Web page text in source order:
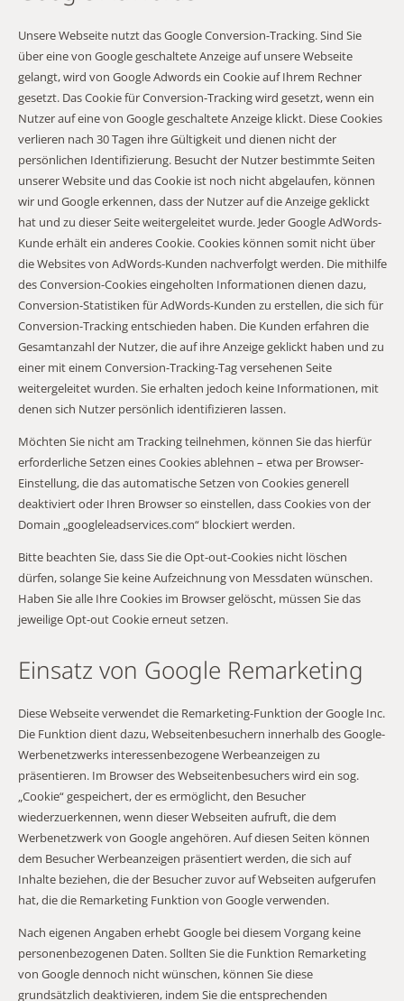
Unsere Webseite nutzt das Google Conversion-Tracking. Sind Sie
über eine von Google geschaltete Anzeige auf unsere Webseite
gelangt, wird von Google Adwords ein Cookie auf Ihrem Rechner
gesetzt. Das Cookie für Conversion-Tracking wird gesetzt, wenn ein
Nutzer auf eine von Google geschaltete Anzeige klickt. Diese Cookies
verlieren nach 30 Tagen ihre Gültigkeit und dienen nicht der
persönlichen Identifizierung. Besucht der Nutzer bestimmte Seiten
unserer Website und das Cookie ist noch nicht abgelaufen, können
wir und Google erkennen, dass der Nutzer auf die Anzeige geklickt
hat und zu dieser Seite weitergeleitet wurde. Jeder Google AdWords-
Kunde erhält ein anderes Cookie. Cookies können somit nicht über
die Websites von AdWords-Kunden nachverfolgt werden. Die mithilfe
des Conversion-Cookies eingeholten Informationen dienen dazu,
Conversion-Statistiken für AdWords-Kunden zu erstellen, die sich für
Conversion-Tracking entschieden haben. Die Kunden erfahren die
Gesamtanzahl der Nutzer, die auf ihre Anzeige geklickt haben und zu
einer mit einem Conversion-Tracking-Tag versehenen Seite
weitergeleitet wurden. Sie erhalten jedoch keine Informationen, mit
denen sich Nutzer persönlich identifizieren lassen.
Möchten Sie nicht am Tracking teilnehmen, können Sie das hierfür
erforderliche Setzen eines Cookies ablehnen – etwa per Browser-
Einstellung, die das automatische Setzen von Cookies generell
deaktiviert oder Ihren Browser so einstellen, dass Cookies von der
Domain „googleleadservices.com“ blockiert werden.
Bitte beachten Sie, dass Sie die Opt-out-Cookies nicht löschen
dürfen, solange Sie keine Aufzeichnung von Messdaten wünschen.
Haben Sie alle Ihre Cookies im Browser gelöscht, müssen Sie das
jeweilige Opt-out Cookie erneut setzen.
Einsatz von Google Remarketing
Diese Webseite verwendet die Remarketing-Funktion der Google Inc.
Die Funktion dient dazu, Webseitenbesuchern innerhalb des Google-
Werbenetzwerks interessenbezogene Werbeanzeigen zu
präsentieren. Im Browser des Webseitenbesuchers wird ein sog.
„Cookie“ gespeichert, der es ermöglicht, den Besucher
wiederzuerkennen, wenn dieser Webseiten aufruft, die dem
Werbenetzwerk von Google angehören. Auf diesen Seiten können
dem Besucher Werbeanzeigen präsentiert werden, die sich auf
Inhalte beziehen, die der Besucher zuvor auf Webseiten aufgerufen
hat, die die Remarketing Funktion von Google verwenden.
Nach eigenen Angaben erhebt Google bei diesem Vorgang keine
personenbezogenen Daten. Sollten Sie die Funktion Remarketing
von Google dennoch nicht wünschen, können Sie diese
grundsätzlich deaktivieren, indem Sie die entsprechenden